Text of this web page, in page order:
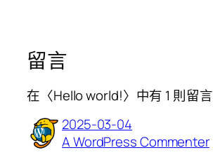
留言
在〈Hello world!〉中有 1 則留言
2025-03-04
A WordPress Commenter